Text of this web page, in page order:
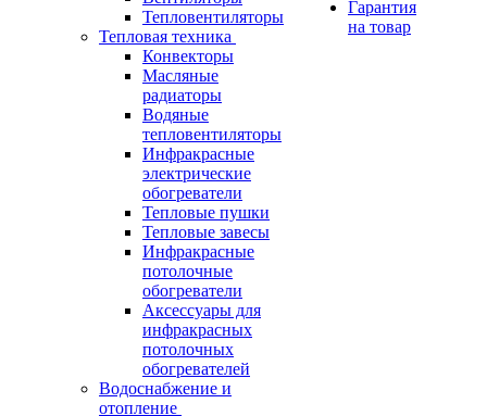
Тепловентиляторы
Тепловая техника
Конвекторы
Масляные
радиаторы
Водяные
тепловентиляторы
Инфракрасные
электрические
обогреватели
Тепловые пушки
Тепловые завесы
Инфракрасные
потолочные
обогреватели
Аксессуары для
инфракрасных
потолочных
обогревателей
Водоснабжение и
отопление
Гарантия
на товар